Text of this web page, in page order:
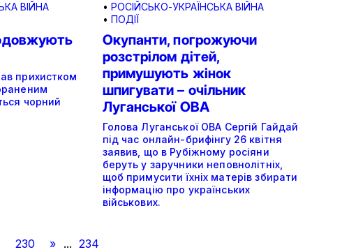
ВІЙНА
прихистком
чорний
• РОСІЙСЬКО-УКРАЇНСЬКА ВІЙНА
• ПОДІЇ
Окупанти, погрожуючи
розстрілом дітей,
примушують жінок
шпигувати – очільник
Луганської ОВА
Голова Луганської ОВА Сергій Гайдай
під час онлайн-брифінгу 26 квітня
заявив, що в Рубіжному росіяни
беруть у заручники неповнолітніх,
щоб примусити їхніх матерів збирати
інформацію про українських
військових.
230 » ... 234